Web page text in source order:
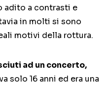
adito a contrasti e
in molti si sono
motivi della rottura.
ad un concerto,
solo 16 anni ed era una